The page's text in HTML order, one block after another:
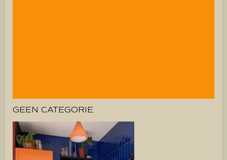
GEEN CATEGORIE